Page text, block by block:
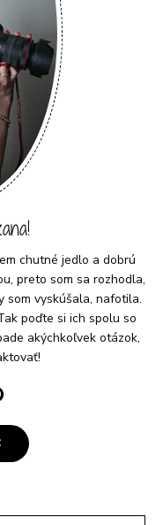
chutné jedlo a dobrú
preto som sa rozhodla,
som vyskúšala, nafotila.
poďte si ich spolu so
akýchkoľvek otázok,